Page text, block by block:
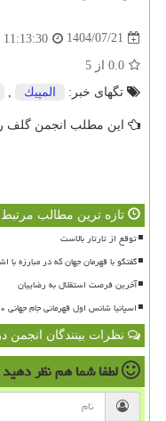
1404/07/21
11:13:30
0.0 از 5
تگهای خبر:
المپیك
این مطلب انجمن گلف
تازه ترین مطالب مرتبط
توقع از تارتار بالاست
گفتگو با قهرمان جهان که در مبارزه با
آخرین فرصت استقلال به رضاییان
اسپانیا شانس اول قهرمانی جام جهانی ۲۰۳۰
نظرات بینندگان انجمن
لطفا شما همنظر دهید